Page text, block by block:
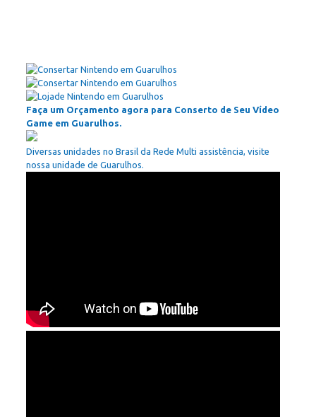
Faça um Orçamento agora para Conserto de Seu Vídeo
Game em Guarulhos.
Diversas unidades no Brasil da Rede Multi assistência, visite
nossa unidade de Guarulhos.